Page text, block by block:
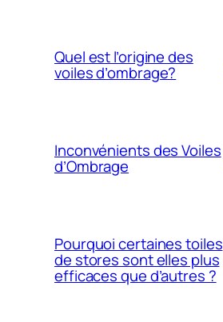
Quel est l’origine des
voiles d’ombrage?
Inconvénients des Voiles
d’Ombrage
Pourquoi certaines toiles
de stores sont elles plus
efficaces que d’autres ?